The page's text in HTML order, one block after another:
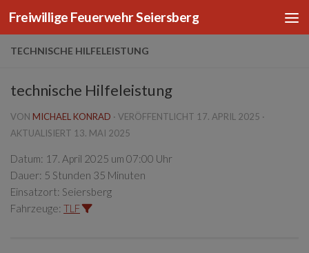
Zum Inhalt springen
Freiwillige Feuerwehr Seiersberg
TECHNISCHE HILFELEISTUNG
technische Hilfeleistung
VON MICHAEL KONRAD · VERÖFFENTLICHT 17. APRIL 2025 ·
AKTUALISIERT 13. MAI 2025
Datum: 17. April 2025 um 07:00 Uhr
Dauer: 5 Stunden 35 Minuten
Einsatzort: Seiersberg
Fahrzeuge: TLF